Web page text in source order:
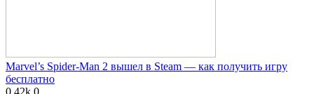
Marvel’s Spider-Man 2 вышел в Steam — как получить игру
бесплатно
0 42k 0